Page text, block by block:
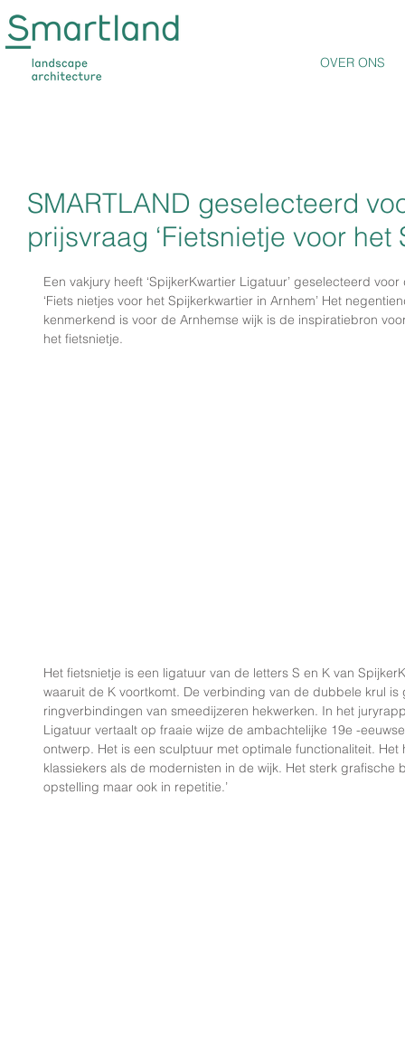
OVER ONS
SMARTLAND geselecteerd
prijsvraag ‘Fietsnietje voor het
Een vakjury heeft ‘SpijkerKwartier Ligatuur’ geselecteerd
‘Fiets nietjes voor het Spijkerkwartier in Arnhem’ Het
kenmerkend is voor de Arnhemse wijk is de inspiratiebron
het fietsnietje.
Het fietsnietje is een ligatuur van de letters S en K van
waaruit de K voortkomt. De verbinding van de dubbele krul
ringverbindingen van smeedijzeren hekwerken. In het
Ligatuur vertaalt op fraaie wijze de ambachtelijke 19e -
ontwerp. Het is een sculptuur met optimale functionaliteit.
klassiekers als de modernisten in de wijk. Het sterk
opstelling maar ook in repetitie.’